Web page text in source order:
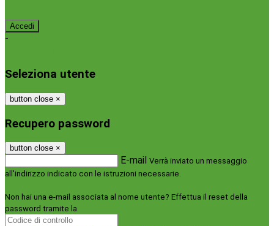
-
Seleziona utente
button close ×
Recupero password
button close ×
E-mail Verrà inviato un messaggio
all'indirizzo indicato con le istruzioni necessarie.
Non hai una e-mail associata al nome utente? Effettua il reset della
password tramite la